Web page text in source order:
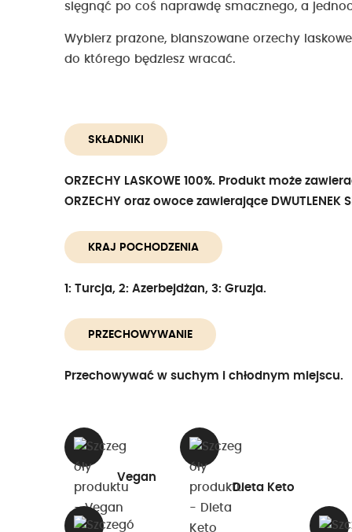
sięgnąć po coś naprawdę smacznego, a
Wybierz prażone, blanszowane orzechy
do którego będziesz wracać.
SKŁADNIKI
ORZECHY LASKOWE 100%. Produkt może
ORZECHY oraz owoce zawierające DWUTLENEK
KRAJ POCHODZENIA
1: Turcja, 2: Azerbejdżan, 3: Gruzja.
PRZECHOWYWANIE
Przechowywać w suchym i chłodnym miejscu.
Vegan
Dieta Keto